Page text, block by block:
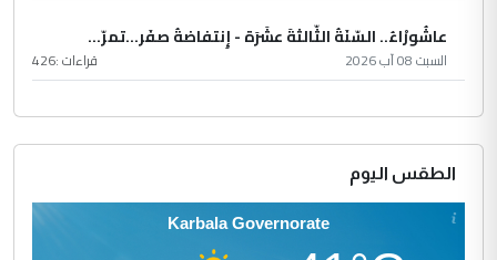
عاشُورْاءُ.. السّنَةُ الثّالثةَ عشَرَة - إِنتفاضةُ صفَر…تمرّ...
السبت 08 آب 2026 قراءات :426
الطقس اليوم
Karbala Governorate